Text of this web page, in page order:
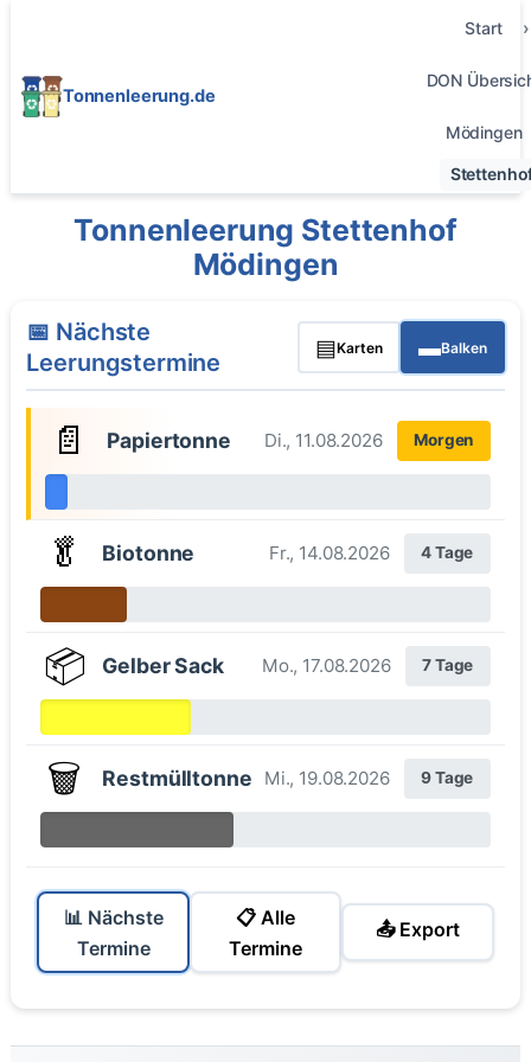
Tonnenleerung.de
Start
DON
Mödingen
Tonnenleerung Stettenhof
Mödingen
📅 Nächste
Leerungstermine
▤Karten ▬Balken
📄 Papiertonne Di., 11.08.2026 Morgen
🥬 Biotonne Fr., 14.08.2026 4 Tage
📦 Gelber Sack Mo., 17.08.2026 7 Tage
🗑️ Restmülltonne Mi., 19.08.2026 9 Tage
📊 Nächste
Termine
📋 Alle
Termine
📤 Export